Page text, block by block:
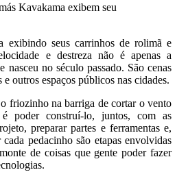
Kavakama exibem seu
exibindo seus carrinhos de rolimã e
e destreza não é apenas a
nasceu no século passado. São cenas
outros espaços públicos nas cidades.
friozinho na barriga de cortar o vento
poder construí-lo, juntos, com as
preparar partes e ferramentas e,
pedacinho são etapas envolvidas
de coisas que gente poder fazer